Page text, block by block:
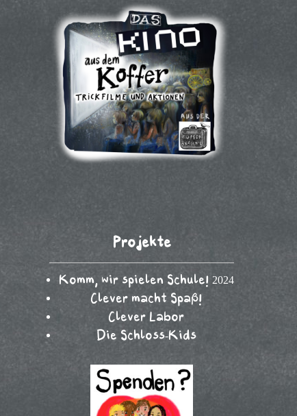
Projekte
Komm, wir spielen Schule! 2024
Clever macht Spaß!
Clever Labor
Die Schloss-Kids